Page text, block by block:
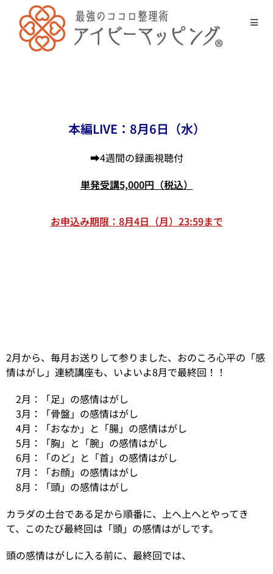
本編LIVE：8月6日（水）
➡4週間の録画視聴付
単発受講5,000円（税込）
お申込み期限：8月4日（月）23:59まで
2月から、毎月お送りして参りました、おのころ心平の「感
情はがし」連続講座も、いよいよ8月で最終回！！
2月：「足」の感情はがし
3月：「骨盤」の感情はがし
4月：「おなか」と「腸」の感情はがし
5月：「胸」と「腕」の感情はがし
6月：「のど」と「首」の感情はがし
7月：「お顔」の感情はがし
8月：「頭」の感情はがし
カラダの土台である足から順番に、上へ上へとやってき
て、このたび最終回は「頭」の感情はがしです。
頭の感情はがしに入る前に、最終回では、